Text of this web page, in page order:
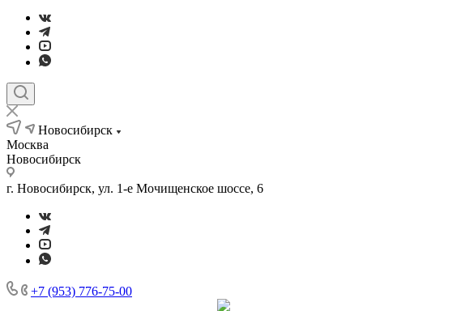
Новосибирск
Москва
Новосибирск
г. Новосибирск, ул. 1-е Мочищенское шоссе, 6
+7 (953) 776-75-00